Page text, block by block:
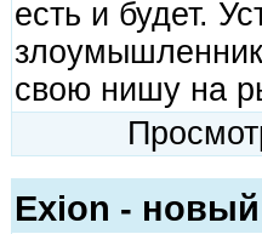
есть и будет.
свою нишу на
Exion -